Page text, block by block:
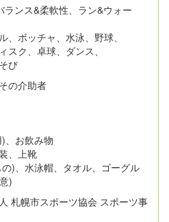
ンス&柔軟性、ラン&ウォー
ボッチャ、水泳、野球、
スク、卓球、ダンス、
び
の介助者
、お飲み物
、上靴
)、水泳帽、タオル、ゴーグル
)
札幌市スポーツ協会 スポーツ事